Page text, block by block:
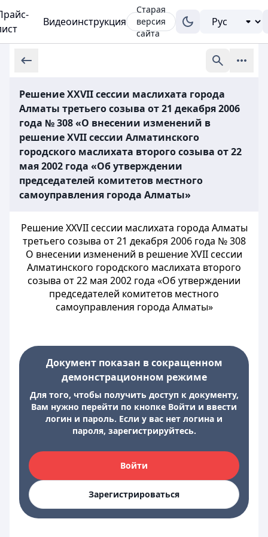
Видеоинструкция
Старая
версия
сайта
Решение XXVII сессии маслихата города
Алматы третьего созыва от 21 декабря 2006
года № 308 «О внесении изменений в
решение XVII сессии Алматинского
городского маслихата второго созыва от 22
мая 2002 года «Об утверждении
председателей комитетов местного
самоуправления города Алматы»
Решение XXVII сессии маслихата города Алматы
третьего созыва от 21 декабря 2006 года № 308
О внесении изменений в решение XVII сессии
Алматинского городского маслихата второго
созыва от 22 мая 2002 года «Об утверждении
председателей комитетов местного
самоуправления города Алматы»
Документ показан в сокращенном
демонстрационном режиме
Для того, чтобы получить доступ к документу,
Вам нужно перейти по кнопке Войти и ввести
логин и пароль. Если у вас нет логина и
пароля, зарегистрируйтесь.
Войти
Зарегистрироваться